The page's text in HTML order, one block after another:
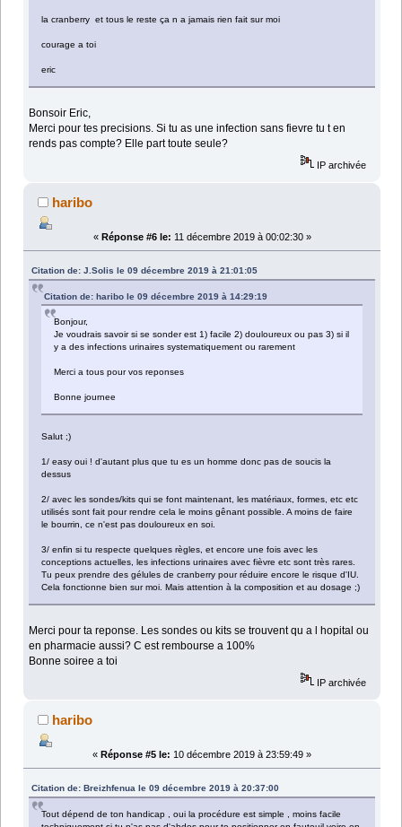
la cranberry et tous le reste ça n a jamais rien fait sur moi
courage a toi
eric
Bonsoir Eric,
Merci pour tes precisions. Si tu as une infection sans fievre tu t en
rends pas compte? Elle part toute seule?
IP archivée
haribo
« Réponse #6 le: 11 décembre 2019 à 00:02:30 »
Citation de: J.Solis le 09 décembre 2019 à 21:01:05
Citation de: haribo le 09 décembre 2019 à 14:29:19
Bonjour,
Je voudrais savoir si se sonder est 1) facile 2) douloureux ou pas 3) si il
y a des infections urinaires systematiquement ou rarement
Merci a tous pour vos reponses
Bonne journee
Salut ;)
1/ easy oui ! d'autant plus que tu es un homme donc pas de soucis la
dessus
2/ avec les sondes/kits qui se font maintenant, les matériaux, formes, etc etc
utilisés sont fait pour rendre cela le moins gênant possible. A moins de faire
le bourrin, ce n'est pas douloureux en soi.
3/ enfin si tu respecte quelques règles, et encore une fois avec les
conceptions actuelles, les infections urinaires avec fièvre etc sont très rares.
Tu peux prendre des gélules de cranberry pour réduire encore le risque d'IU.
Cela fonctionne bien sur moi. Mais attention à la composition et au dosage ;)
Merci pour ta reponse. Les sondes ou kits se trouvent qu a l hopital ou
en pharmacie aussi? C est rembourse a 100%
Bonne soiree a toi
IP archivée
haribo
« Réponse #5 le: 10 décembre 2019 à 23:59:49 »
Citation de: Breizhfenua le 09 décembre 2019 à 20:37:00
Tout dépend de ton handicap , oui la procédure est simple , moins facile